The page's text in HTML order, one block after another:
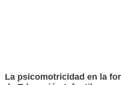
La psicomotricidad en la